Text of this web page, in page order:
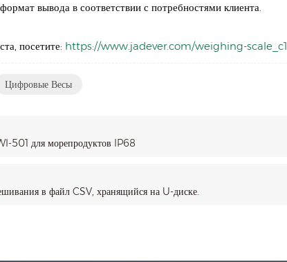
вывода в соответствии с потребностями клиента.
посетите: https://www.jadever.com/weighing-scale_c1
Цифровые Весы
501 для морепродуктов IP68
в файл CSV, хранящийся на U-диске.